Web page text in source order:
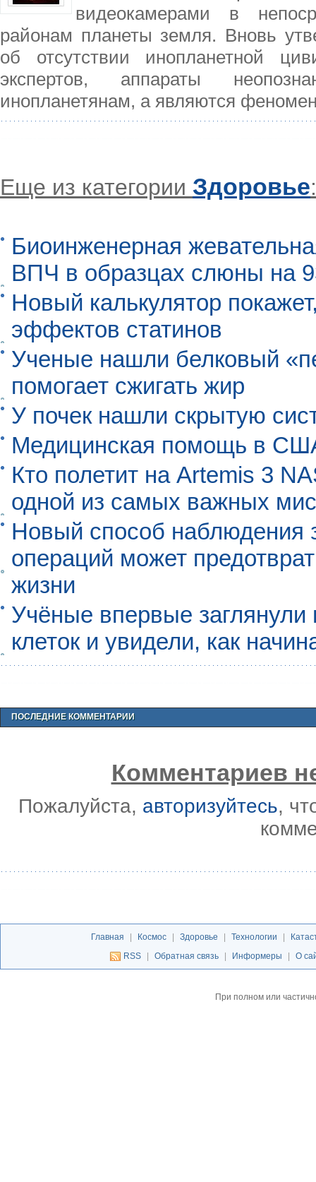
видеокамерами в
районам планеты земля. Вновь
об отсутствии инопланетной
экспертов, аппараты
инопланетянам, а являются
Еще из категории Здоровье:
Биоинженерная
ВПЧ в образцах слюны на
Новый калькулятор
эффектов статинов
Ученые нашли белковый
помогает сжигать жир
У почек нашли скрытую
Медицинская помощь в
Кто полетит на Artemis 3
одной из самых важных
Новый способ наблюдения
операций может
жизни
Учёные впервые
клеток и увидели, как
ПОСЛЕДНИЕ КОММЕНТАРИИ
Комментариев
Пожалуйста, авторизуйтесь,
Главная Космос Здоровье Технологии
RSS
Обратная связь Информеры О
При полном или